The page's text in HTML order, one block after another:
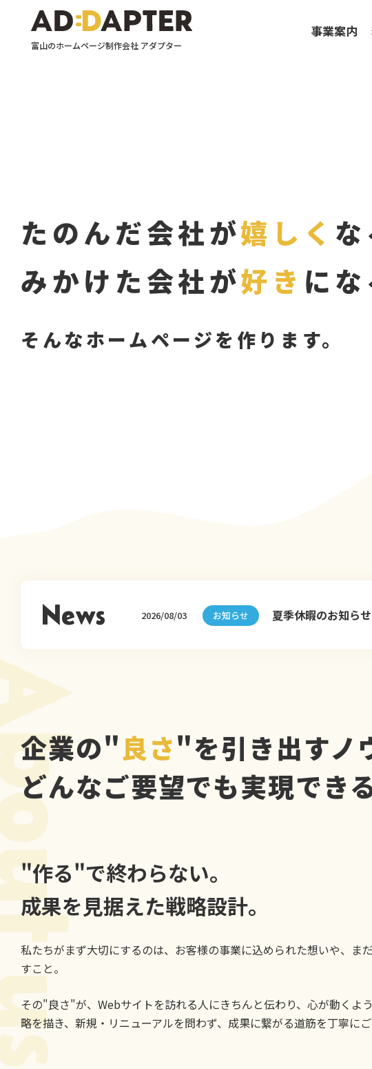
富山のホームページ制作会社 アダプター
事業案内
たのんだ会社が嬉しく な
みかけた会社が好き にな
そんなホームページを作ります。
News 2026/08/03 お知らせ 夏季休暇のお知らせ
us
企業の"良さ"を引き出すノ
どんなご要望でも実現でき
"作る"で終わらない。
成果を見据えた戦略設計。
私たちがまず大切にするのは、お客様の事業に込められた想いや、ま
すこと。
その"良さ"が、Webサイトを訪れる人にきちんと伝わり、心が動くよ
略を描き、新規・リニューアルを問わず、成果に繋がる道筋を丁寧にご